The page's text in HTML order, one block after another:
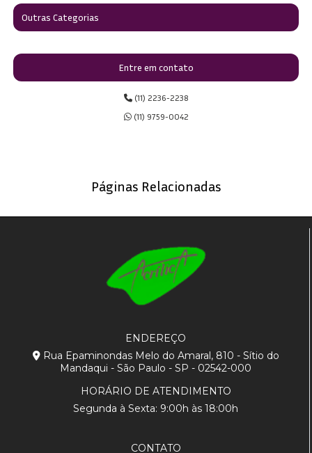
Outras Categorias
Entre em contato
(11) 2236-2238
(11) 9759-0042
Páginas Relacionadas
ENDEREÇO
Rua Epaminondas Melo do Amaral, 810 - Sítio do
Mandaqui - São Paulo - SP - 02542-000
HORÁRIO DE ATENDIMENTO
Segunda à Sexta: 9:00h às 18:00h
CONTATO